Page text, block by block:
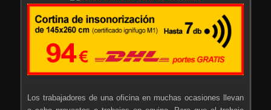
Los trabajadores de una oficina en muchas ocasiones llevan